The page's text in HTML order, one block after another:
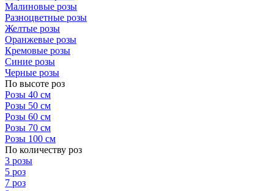
Малиновые розы
Разноцветные розы
Желтые розы
Оранжевые розы
Кремовые розы
Синие розы
Черные розы
По высоте роз
Розы 40 см
Розы 50 см
Розы 60 см
Розы 70 см
Розы 100 см
По количеству роз
3 розы
5 роз
7 роз